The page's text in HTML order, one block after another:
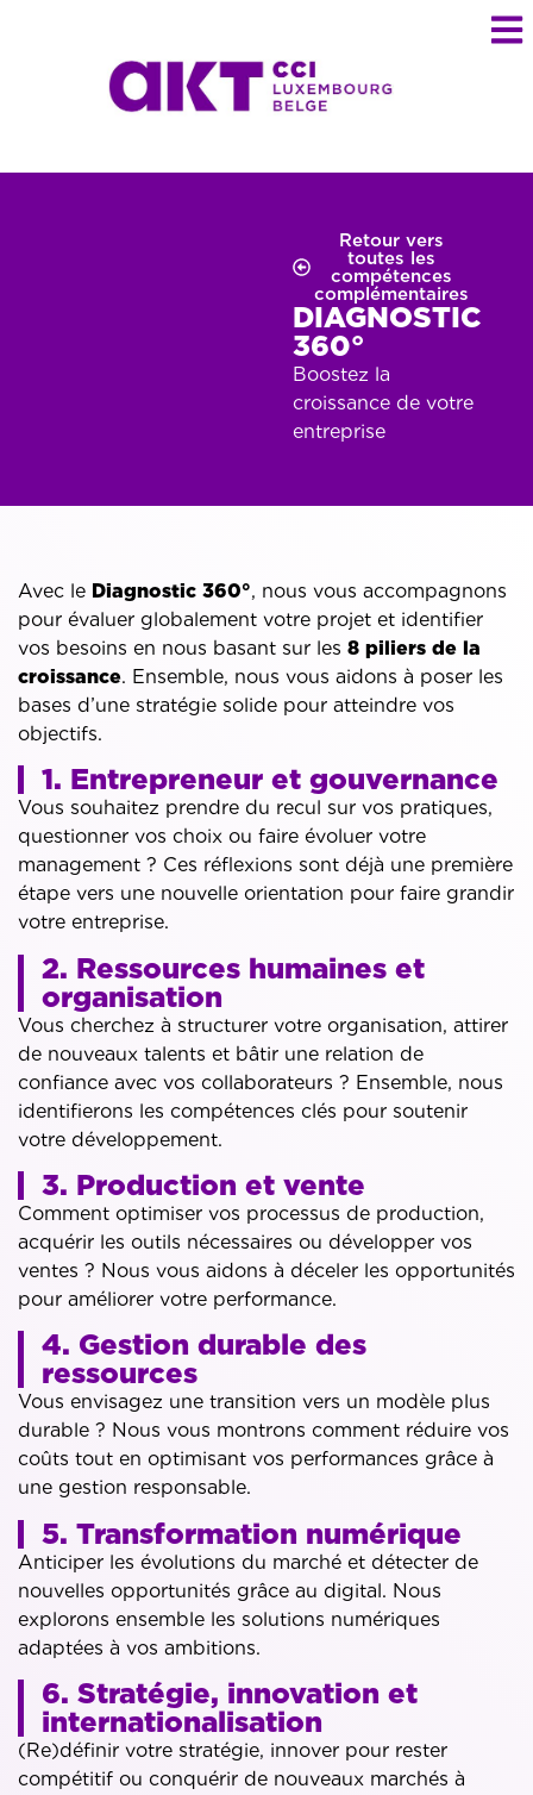
Retour vers
toutes les
compétences
complémentaires
DIAGNOSTIC
360°
Boostez la
croissance de votre
entreprise
Avec le Diagnostic 360°, nous vous accompagnons
pour évaluer globalement votre projet et identifier
vos besoins en nous basant sur les 8 piliers de la
croissance. Ensemble, nous vous aidons à poser les
bases d’une stratégie solide pour atteindre vos
objectifs.
1. Entrepreneur et gouvernance
Vous souhaitez prendre du recul sur vos pratiques,
questionner vos choix ou faire évoluer votre
management ? Ces réflexions sont déjà une première
étape vers une nouvelle orientation pour faire grandir
votre entreprise.
2. Ressources humaines et
organisation
Vous cherchez à structurer votre organisation, attirer
de nouveaux talents et bâtir une relation de
confiance avec vos collaborateurs ? Ensemble, nous
identifierons les compétences clés pour soutenir
votre développement.
3. Production et vente
Comment optimiser vos processus de production,
acquérir les outils nécessaires ou développer vos
ventes ? Nous vous aidons à déceler les opportunités
pour améliorer votre performance.
4. Gestion durable des
ressources
Vous envisagez une transition vers un modèle plus
durable ? Nous vous montrons comment réduire vos
coûts tout en optimisant vos performances grâce à
une gestion responsable.
5. Transformation numérique
Anticiper les évolutions du marché et détecter de
nouvelles opportunités grâce au digital. Nous
explorons ensemble les solutions numériques
adaptées à vos ambitions.
6. Stratégie, innovation et
internationalisation
(Re)définir votre stratégie, innover pour rester
compétitif ou conquérir de nouveaux marchés à